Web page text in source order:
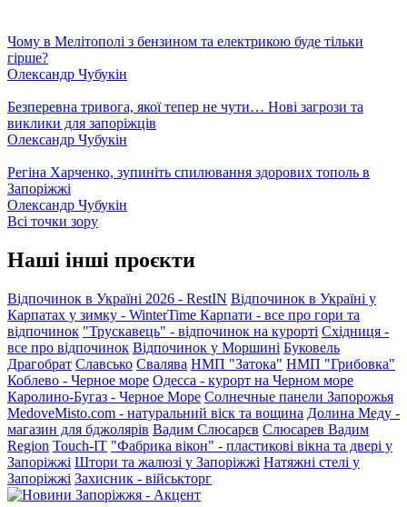
Чому в Мелітополі з бензином та електрикою буде тільки
гірше?
Олександр Чубукін
Безперевна тривога, якої тепер не чути… Нові загрози та
виклики для запоріжців
Олександр Чубукін
Регіна Харченко, зупиніть спилювання здорових тополь в
Запоріжжі
Олександр Чубукін
Всі точки зору
Наші інші проєкти
Відпочинок в Україні 2026 - RestIN Відпочинок в Україні у
Карпатах у зимку - WinterTime Карпати - все про гори та
відпочинок "Трускавець" - відпочинок на курорті Східниця -
все про відпочинок Відпочинок у Моршині Буковель
Драгобрат Славсько Свалява НМП "Затока" НМП "Грибовка"
Коблево - Черное море Одесса - курорт на Черном море
Каролино-Бугаз - Черное Море Солнечные панели Запорожья
MedoveMisto.com - натуральний віск та вощина Долина Меду -
магазин для бджолярів Вадим Слюсарєв Слюсарев Вадим
Region Touch-IT "Фабрика вікон" - пластикові вікна та двері у
Запоріжжі Штори та жалюзі у Запоріжжі Натяжні стелі у
Запоріжжі Захисник - військторг